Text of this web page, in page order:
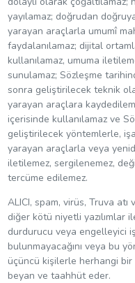
yayılamaz; doğrudan
yarayan araçlarla umumî
faydalanılamaz; dijital
kullanılamaz, umuma
sunulamaz; Sözleşme
sonra geliştirilecek teknik
yarayan araçlara
içerisinde kullanılamaz ve
geliştirilecek yöntemlerle,
yarayan araçlarla veya
iletilemez, sergilenemez,
tercüme edilemez.
ALICI, spam, virüs, Truva atı
diğer kötü niyetli yazılımlar
durdurucu veya engelleyici
bulunmayacağını veya bu
üçüncü kişilerle herhangi bir
beyan ve taahhüt eder.